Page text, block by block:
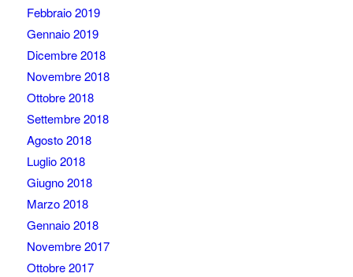
Febbraio 2019
Gennaio 2019
Dicembre 2018
Novembre 2018
Ottobre 2018
Settembre 2018
Agosto 2018
Luglio 2018
Giugno 2018
Marzo 2018
Gennaio 2018
Novembre 2017
Ottobre 2017